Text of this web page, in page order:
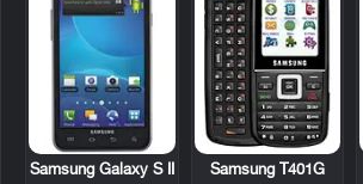
Samsung T401G
Samsung Galaxy S II